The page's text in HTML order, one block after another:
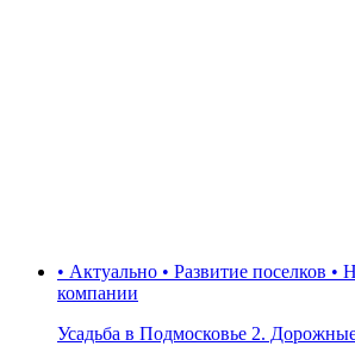
• Актуально • Развитие поселков •
компании
Усадьба в Подмосковье 2.